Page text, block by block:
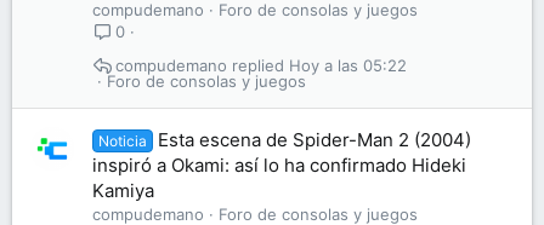
compudemano
Foro de consolas y juegos
0
Foro de consolas y juegos
Hoy a las 05:22
compudemano
Noticia
Esta escena de Spider-Man 2 (2004)
inspiró a Okami: así lo ha confirmado Hideki
Kamiya
compudemano
Foro de consolas y juegos